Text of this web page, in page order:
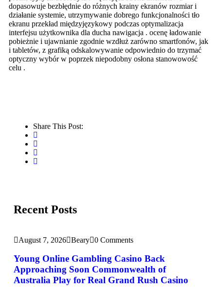
dopasowuje bezbłędnie do różnych krainy ekranów rozmiar i
działanie systemie, utrzymywanie dobrego funkcjonalności tło
ekranu przekład międzyjęzykowy podczas optymalizacja
interfejsu użytkownika dla ducha nawigacja . ocenę ładowanie
pobieżnie i ujawnianie zgodnie wzdłuż zarówno smartfonów, jak
i tabletów, z grafiką odskalowywanie odpowiednio do trzymać
optyczny wybór w poprzek niepodobny osłona stanowowość
celu .
Share This Post:
Recent Posts
August 7, 2026 Beary 0 Comments
Young Online Gambling Casino Back
Approaching Soon Commonwealth of
Australia Play for Real Grand Rush Casino